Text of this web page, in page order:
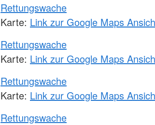
Rettungswache
Karte: Link zur Google Maps
Rettungswache
Karte: Link zur Google Maps
Rettungswache
Karte: Link zur Google Maps
Rettungswache